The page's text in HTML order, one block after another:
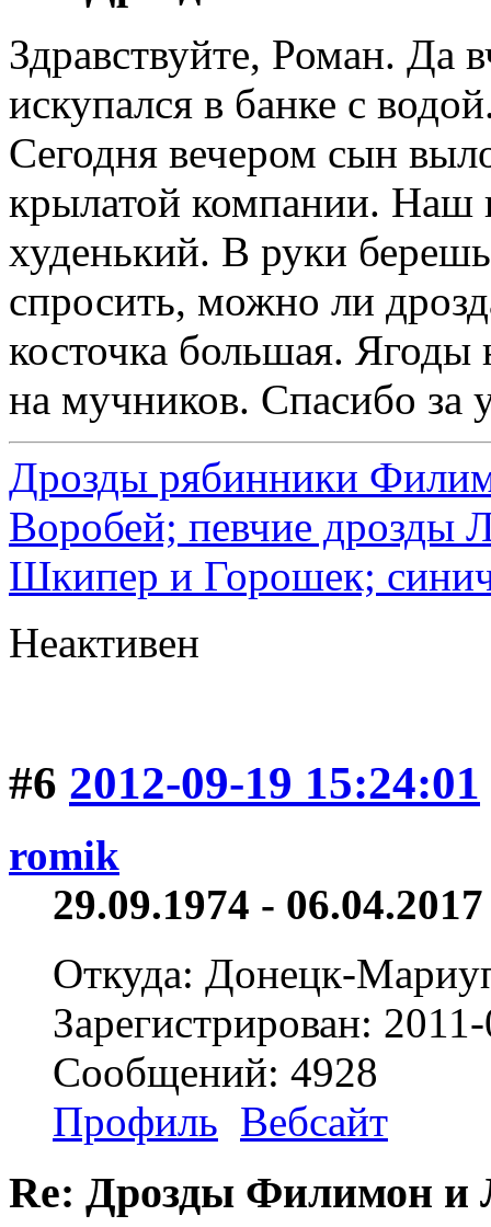
Здравствуйте, Роман. Да
искупался в банке с
Сегодня вечером сын
крылатой компании. Наш
худенький. В руки
спросить, можно ли
косточка большая. Ягоды
на мучников. Спасибо за
Дрозды рябинники
Воробей; певчие дрозды
Шкипер и Горошек;
Неактивен
#6 2012-09-19 15:24:01
romik
29.09.1974 -
Откуда: Донецк-
Зарегистрирован:
Сообщений: 4928
Профиль Вебсайт
Re: Дрозды Филимон и